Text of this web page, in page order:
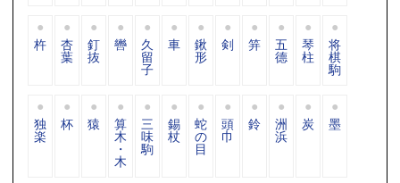
杵 杏
葉
釘
抜
轡 久
留
子
車 鍬
形
剣 笄 五
德
琴
柱
将
棋
駒
独
楽
杯 猿 算
木
・
木
三
味
駒
錫
杖
蛇
の
目
頭
巾
鈴 洲
浜
炭 墨